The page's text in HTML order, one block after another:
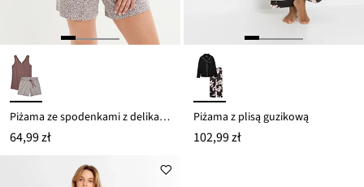
Piżama ze spodenkami z delikatną koronką
64,99 zł
Piżama z plisą guzikową
102,99 zł